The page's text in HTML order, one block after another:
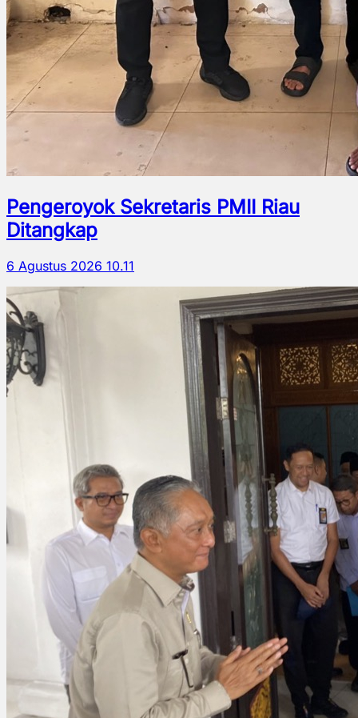
Pengeroyok Sekretaris PMII Riau
Ditangkap
6 Agustus 2026 10.11